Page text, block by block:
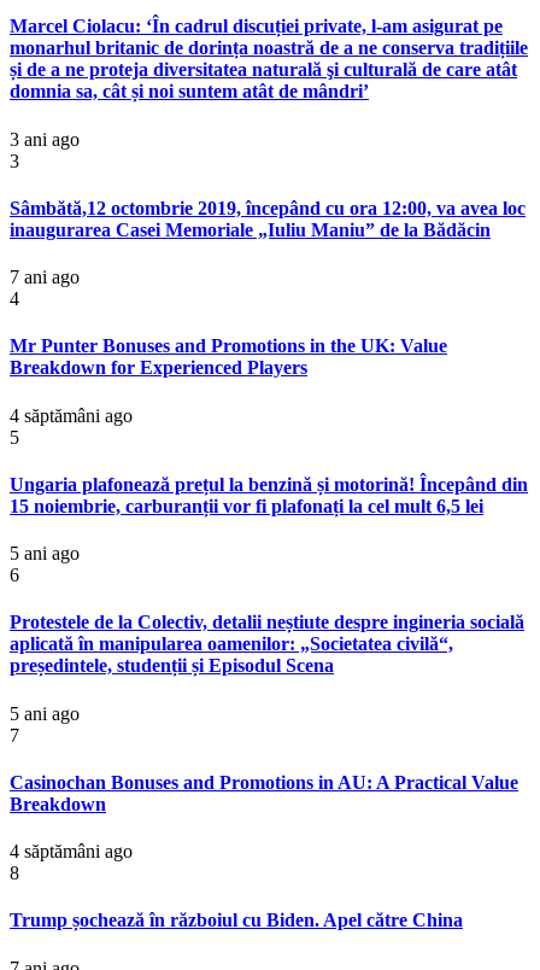
Marcel Ciolacu: ‘În cadrul discuției private, l-am asigurat pe
monarhul britanic de dorința noastră de a ne conserva tradițiile
și de a ne proteja diversitatea naturală şi culturală de care atât
domnia sa, cât și noi suntem atât de mândri’
3 ani ago
3
Sâmbătă,12 octombrie 2019, începând cu ora 12:00, va avea loc
inaugurarea Casei Memoriale „Iuliu Maniu” de la Bădăcin
7 ani ago
4
Mr Punter Bonuses and Promotions in the UK: Value
Breakdown for Experienced Players
4 săptămâni ago
5
Ungaria plafonează prețul la benzină și motorină! Începând din
15 noiembrie, carburanții vor fi plafonați la cel mult 6,5 lei
5 ani ago
6
Protestele de la Colectiv, detalii neștiute despre ingineria socială
aplicată în manipularea oamenilor: „Societatea civilă“,
președintele, studenții și Episodul Scena
5 ani ago
7
Casinochan Bonuses and Promotions in AU: A Practical Value
Breakdown
4 săptămâni ago
8
Trump șochează în războiul cu Biden. Apel către China